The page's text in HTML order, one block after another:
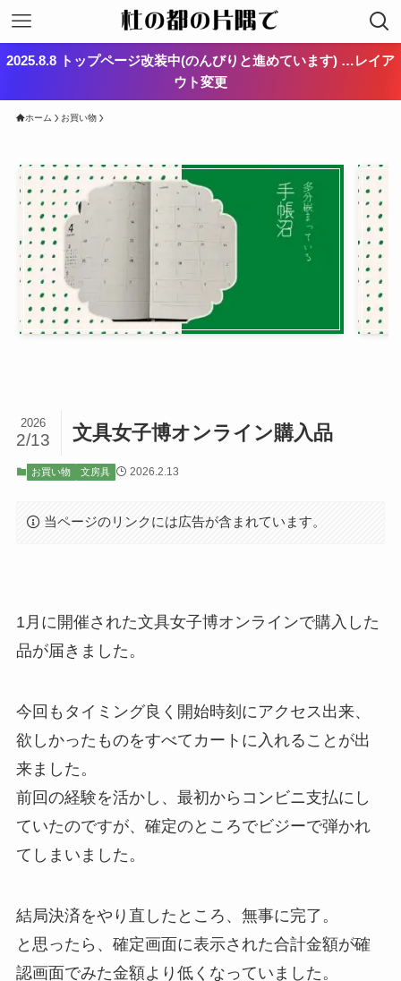
2025.8.8 トップページ改装中(のんびりと進めています) …レイア
ウト変更
ホーム お買い物
文具女子博オンライン購入品
2026
2/13
お買い物 文房具 2026.2.13
当ページのリンクには広告が含まれています。
1月に開催された文具女子博オンラインで購入した
品が届きました。
今回もタイミング良く開始時刻にアクセス出来、
欲しかったものをすべてカートに入れることが出
来ました。
前回の経験を活かし、最初からコンビニ支払にし
ていたのですが、確定のところでビジーで弾かれ
てしまいました。
結局決済をやり直したところ、無事に完了。
と思ったら、確定画面に表示された合計金額が確
認画面でみた金額より低くなっていました。